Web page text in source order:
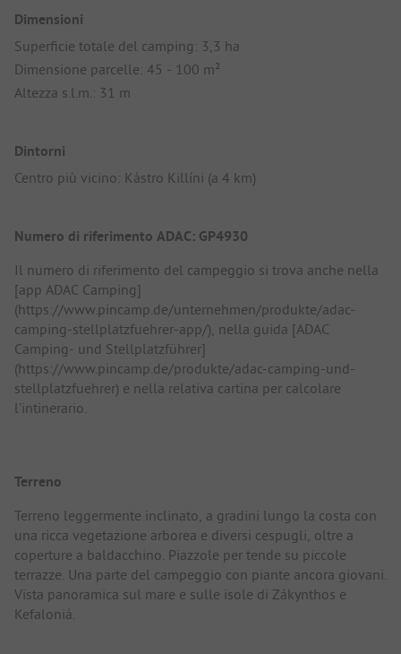
Dimensioni
Superficie totale del camping: 3,3 ha
Dimensione parcelle: 45 - 100 m²
Altezza s.l.m.: 31 m
Dintorni
Centro più vicino: Kástro Killíni (a 4 km)
Numero di riferimento ADAC: GP4930
Il numero di riferimento del campeggio si trova anche nella
[app ADAC Camping]
(https://www.pincamp.de/unternehmen/produkte/adac-
camping-stellplatzfuehrer-app/), nella guida [ADAC
Camping- und Stellplatzführer]
(https://www.pincamp.de/produkte/adac-camping-und-
stellplatzfuehrer) e nella relativa cartina per calcolare
l'intinerario.
Terreno
Terreno leggermente inclinato, a gradini lungo la costa con
una ricca vegetazione arborea e diversi cespugli, oltre a
coperture a baldacchino. Piazzole per tende su piccole
terrazze. Una parte del campeggio con piante ancora giovani.
Vista panoramica sul mare e sulle isole di Zákynthos e
Kefaloniá.